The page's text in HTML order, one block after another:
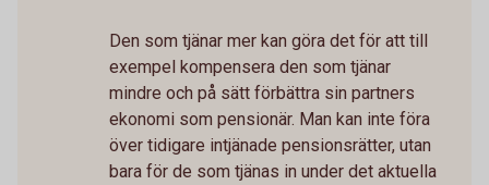
Den som tjänar mer kan göra det för att till
exempel kompensera den som tjänar
mindre och på sätt förbättra sin partners
ekonomi som pensionär. Man kan inte föra
över tidigare intjänade pensionsrätter, utan
bara för de som tjänas in under det aktuella